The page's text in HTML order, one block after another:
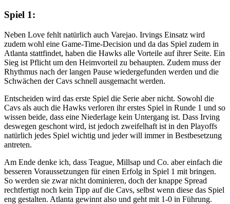
Spiel 1:
Neben Love fehlt natürlich auch Varejao. Irvings Einsatz wird
zudem wohl eine Game-Time-Decision und da das Spiel zudem in
Atlanta stattfindet, haben die Hawks alle Vorteile auf ihrer Seite. Ein
Sieg ist Pflicht um den Heimvorteil zu behaupten. Zudem muss der
Rhythmus nach der langen Pause wiedergefunden werden und die
Schwächen der Cavs schnell ausgemacht werden.
Entscheiden wird das erste Spiel die Serie aber nicht. Sowohl die
Cavs als auch die Hawks verloren ihr erstes Spiel in Runde 1 und so
wissen beide, dass eine Niederlage kein Untergang ist. Dass Irving
deswegen geschont wird, ist jedoch zweifelhaft ist in den Playoffs
natürlich jedes Spiel wichtig und jeder will immer in Bestbesetzung
antreten.
Am Ende denke ich, dass Teague, Millsap und Co. aber einfach die
besseren Voraussetzungen für einen Erfolg in Spiel 1 mit bringen.
So werden sie zwar nicht dominieren, doch der knappe Spread
rechtfertigt noch kein Tipp auf die Cavs, selbst wenn diese das Spiel
eng gestalten. Atlanta gewinnt also und geht mit 1-0 in Führung.